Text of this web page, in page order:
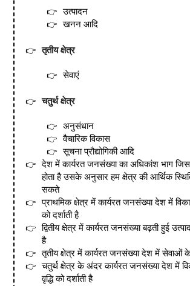
उत्पादन
खनन आदि
तृतीय क्षेत्र
सेवाएं
चतुर्थ क्षेत्र
अनुसंधान
वैचारिक विकास
सूचना प्रौद्योगिकी आदि
देश में कार्यरत जनसंख्या का अधिकांश भाग जिस
होता है उसके अनुसार हम क्षेत्र की आर्थिक
सकते
प्राथमिक क्षेत्र में कार्यरत जनसंख्या देश में
को दर्शाती है
द्वितीय क्षेत्र में कार्यरत जनसंख्या बढ़ती हुई
है
तृतीय क्षेत्र में कार्यरत जनसंख्या देश में सेवाओं के
चतुर्थ क्षेत्र के अंदर कार्यरत जनसंख्या देश में
वृद्धि को दर्शाती है